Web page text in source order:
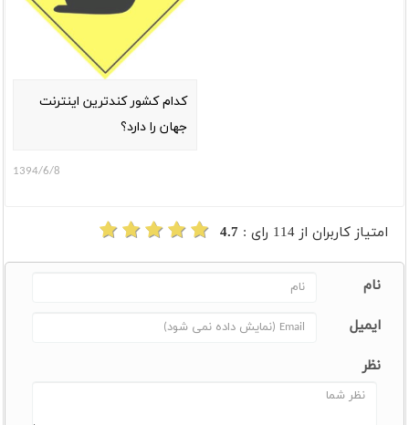
کدام کشور کندترین اینترنت
جهان را دارد؟
1394/6/8
امتیاز کاربران از 114 رای : 4.7
نام
ایمیل
نظر